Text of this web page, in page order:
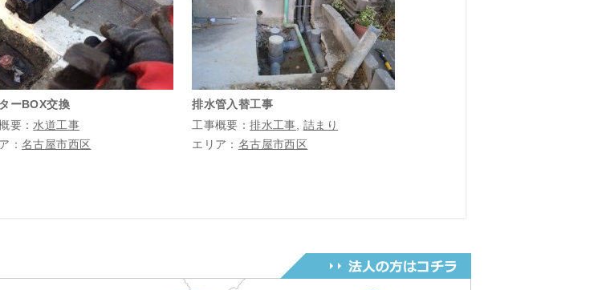
ーBOX交換
要： 水道工事
： 名古屋市西区
排水管入替工事
工事概要：排水工事
詰まり
エリア： 名古屋市西区